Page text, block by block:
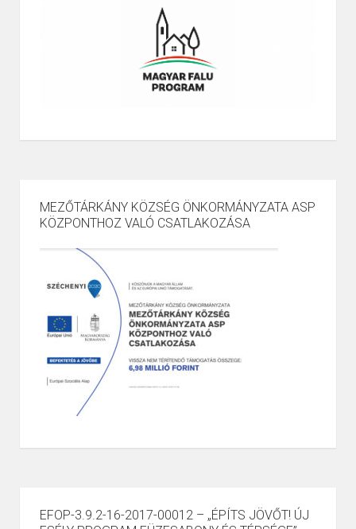
MEZŐTÁRKÁNY KÖZSÉG ÖNKORMÁNYZATA ASP
KÖZPONTHOZ VALÓ CSATLAKOZÁSA
EFOP-3.9.2-16-2017-00012 – „ÉPÍTS JÖVŐT! ÚJ